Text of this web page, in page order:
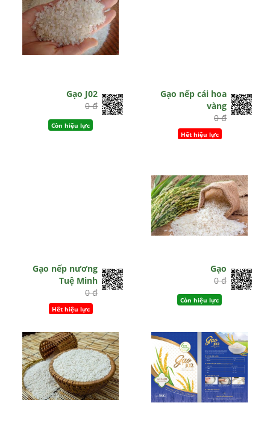
Gạo J02
0 đ
Còn hiệu lực
Gạo nếp cái hoa
vàng
0 đ
Hết hiệu lực
Gạo nếp nương
Tuệ Minh
0 đ
Hết hiệu lực
Gạo
0 đ
Còn hiệu lực